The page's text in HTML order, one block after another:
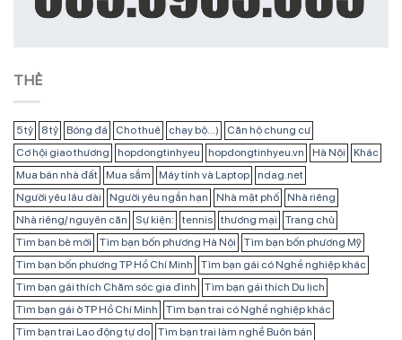
THẺ
5 tỷ 8 tỷ Bóng đá Cho thuê chạy bộ...)
Căn hộ chung cư
Cơ hội giao thương
hopdongtinhyeu hopdongtinhyeu.vn Hà Nội
Khác
Mua bán nhà đất
Mua sắm Máy tính và Laptop
ndag.net
Người yêu lâu dài
Người yêu ngắn hạn Nhà mặt phố
Nhà riêng
Nhà riêng/ nguyên căn
Sự kiện: tennis thương mại
Trang chủ
Tìm bạn bè mới
Tìm bạn bốn phương Hà Nội
Tìm bạn bốn phương Mỹ
Tìm bạn bốn phương TP Hồ Chí Minh
Tìm bạn gái có Nghề nghiệp khác
Tìm bạn gái thích Chăm sóc gia đình
Tìm bạn gái thích Du lịch
Tìm bạn gái ở TP Hồ Chí Minh
Tìm bạn trai có Nghề nghiệp khác
Tìm bạn trai Lao động tự do
Tìm bạn trai làm nghề Buôn bán